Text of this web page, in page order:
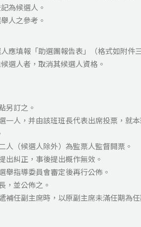
為候選人。
人之參考。
應填報「助選團報告表」（格式如附件
選人者，取消其候選人資格。
另訂之。
人，并由該班班長代表出席投票，就
（候選人除外）為監票人監督開票。
出糾正，事後提出概作無效。
指導委員會審定後再行公佈。
，並公佈之。
任副主席時，以原副主席未滿任期為